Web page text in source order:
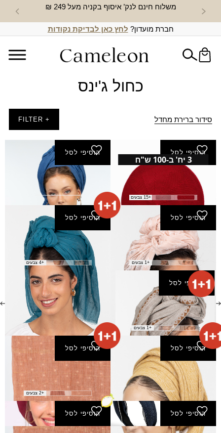
משלוח חינם לנק’ איסוף בקניה מעל 249 ₪ חדש
חברת מועדון? לחץ כאן לבדיקת נקודות
כחול ג'ינס
סידור ברירת מחדל + FILTER
3 יח' ב-100 ש"ח
הוסיפי לסל
ברט חלק
₪ 35.00
+15 צבעים
הוסיפי לסל
מטפחת משואה
₪50.00
הוסיפי לסל
צעיף גואלי
₪30.00
+1 צבעים
הוסיפי לסל
צעיף הורן
₪50.00
+4 צבעים
הוסיפי לסל
צעיף חיים
₪50.00
+1 צבעים
הוסיפי לסל
צעיף נהרות
₪50.00
הוסיפי לסל
צעיף נטלי
₪50.00
+2 צבעים
הוסיפי לסל הוסיפי לסל